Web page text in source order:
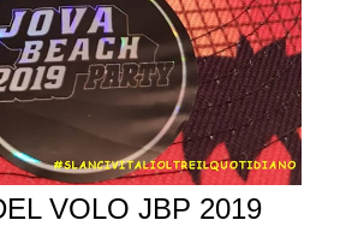
VOLO JBP 2019